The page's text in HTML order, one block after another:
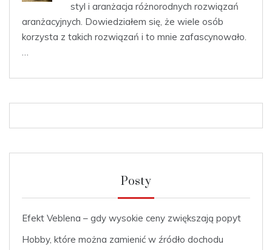
styl i aranżacja różnorodnych rozwiązań
aranżacyjnych. Dowiedziałem się, że wiele osób
korzysta z takich rozwiązań i to mnie zafascynowało.
…
Posty
Efekt Veblena – gdy wysokie ceny zwiększają popyt
Hobby, które można zamienić w źródło dochodu